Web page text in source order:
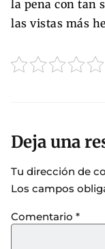
la pena con tan
las vistas más
Deja una
Tu dirección de
Los campos
Comentario *